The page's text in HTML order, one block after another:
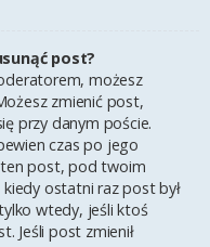
post?
możesz
zmienić post,
przy danym poście.
czas po jego
ten post, pod twoim
ostatni raz post był
wtedy, jeśli ktoś
Jeśli post zmienił